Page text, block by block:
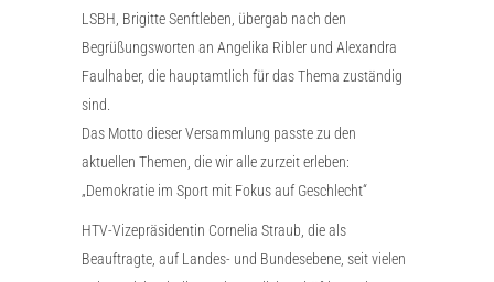
LSBH, Brigitte Senftleben, übergab nach den
Begrüßungsworten an Angelika Ribler und Alexandra
Faulhaber, die hauptamtlich für das Thema zuständig
sind.
Das Motto dieser Versammlung passte zu den
aktuellen Themen, die wir alle zurzeit erleben:
„Demokratie im Sport mit Fokus auf Geschlecht“
HTV-Vizepräsidentin Cornelia Straub, die als
Beauftragte, auf Landes- und Bundesebene, seit vielen